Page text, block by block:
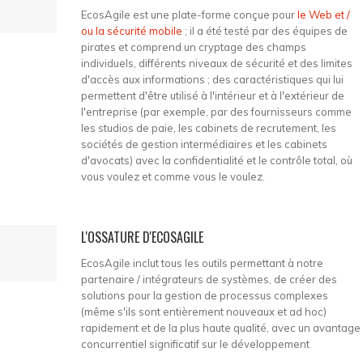
EcosAgile est une plate-forme conçue pourle Web et /
ou la sécurité mobile ; il a été testé par des équipes de
pirates et comprend un cryptage des champs
individuels, différents niveaux de sécurité et des limites
d'accès aux informations ; des caractéristiques qui lui
permettent d'être utilisé à l'intérieur et à l'extérieur de
l'entreprise (par exemple, par des fournisseurs comme
les studios de paie, les cabinets de recrutement, les
sociétés de gestion intermédiaires et les cabinets
d'avocats) avec la confidentialité et le contrôle total, où
vous voulez et comme vous le voulez.
L'OSSATURE D'ECOSAGILE
EcosAgile inclut tous les outils permettant à notre
partenaire / intégrateurs de systèmes, de créer des
solutions pour la gestion de processus complexes
(même s'ils sont entièrement nouveaux et ad hoc)
rapidement et de la plus haute qualité, avec un avantage
concurrentiel significatif sur le développement